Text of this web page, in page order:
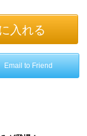
入れる
Email to Friend